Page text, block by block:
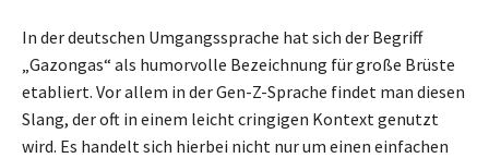
In der deutschen Umgangssprache hat sich der Begriff
„Gazongas“ als humorvolle Bezeichnung für große Brüste
etabliert. Vor allem in der Gen-Z-Sprache findet man diesen
Slang, der oft in einem leicht cringigen Kontext genutzt
wird. Es handelt sich hierbei nicht nur um einen einfachen